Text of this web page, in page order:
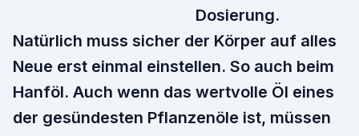
Dosierung.
Natürlich muss sicher der Körper auf alles
Neue erst einmal einstellen. So auch beim
Hanföl. Auch wenn das wertvolle Öl eines
der gesündesten Pflanzenöle ist, müssen